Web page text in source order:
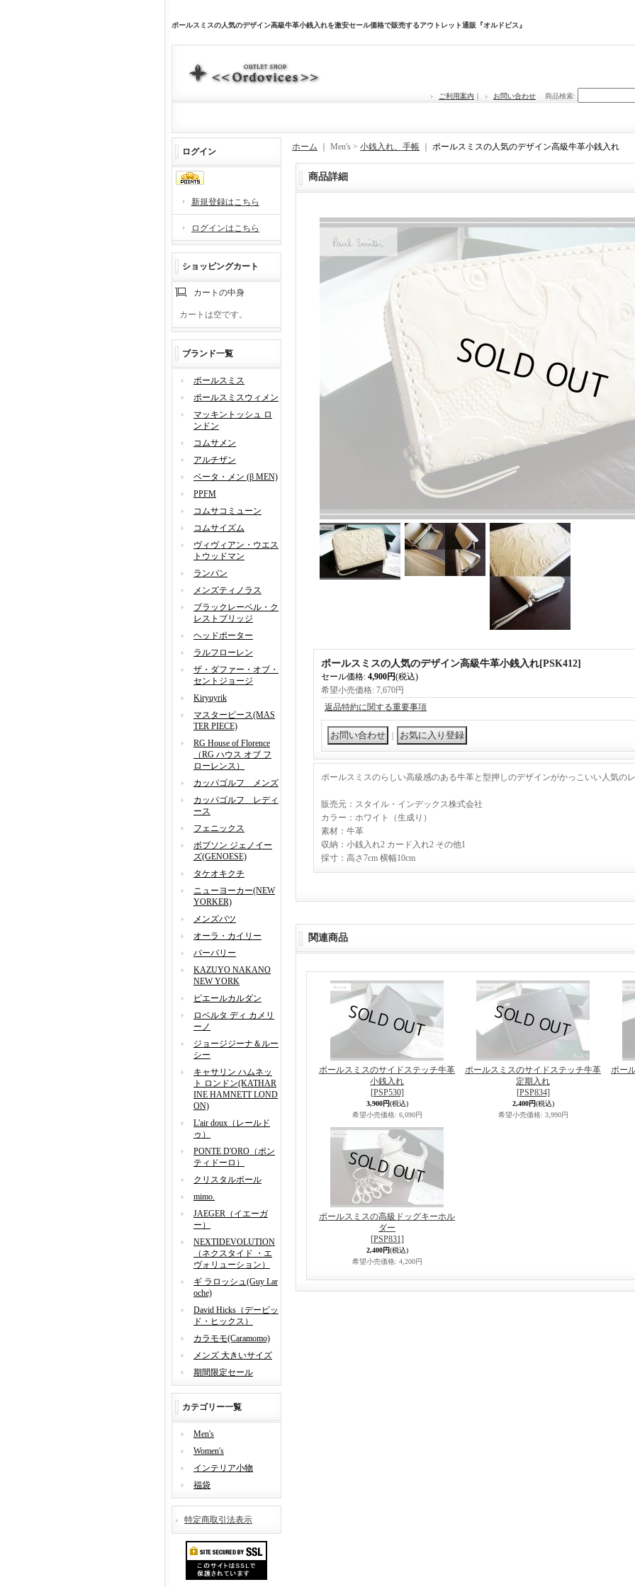
ポールスミスの人気のデザイン高級牛革小銭入れを激安セール価格で販売するアウトレット通販『オルドビス』
ご利用案内 ｜ お問い合わせ 商品検索:
ログイン
新規登録はこちら
ログインはこちら
ショッピングカート
カートの中身
カートは空です。
ブランド一覧
ポールスミス
ポールスミスウィメン
マッキントッシュ ロ
ンドン
コムサメン
アルチザン
ベータ・メン (β MEN)
PPFM
コムサコミューン
コムサイズム
ヴィヴィアン・ウエス
トウッドマン
ランバン
メンズティノラス
ブラックレーベル・ク
レストブリッジ
ヘッドポーター
ラルフローレン
ザ・ダファー・オブ・
セントジョージ
Kiryuyrik
マスターピース(MAS
TER PIECE)
RG House of Florence
（RG ハウス オブ フ
ローレンス）
カッパゴルフ メンズ
カッパゴルフ レディ
ース
フェニックス
ボブソン ジェノイー
ズ(GENOESE)
タケオキクチ
ニューヨーカー(NEW
YORKER)
メンズバツ
オーラ・カイリー
バーバリー
KAZUYO NAKANO
NEW YORK
ピエールカルダン
ロベルタ ディ カメリ
ーノ
ジョージジーナ＆ルー
シー
キャサリン ハムネッ
ト ロンドン(KATHAR
INE HAMNETT LOND
ON)
L'air doux（レールド
ゥ）
PONTE D'ORO（ポン
ティドーロ）
クリスタルボール
mimo.
JAEGER（イエーガ
ー）
NEXTIDEVOLUTION
（ネクスタイド ・エ
ヴォリューション）
ギ ラロッシュ(Guy Lar
oche)
David Hicks（デービッ
ド・ヒックス）
カラモモ(Caramomo)
メンズ 大きいサイズ
期間限定セール
カテゴリー一覧
Men's
Women's
インテリア小物
福袋
特定商取引法表示
ホーム ｜ Men's > 小銭入れ、手帳 ポールスミスの人気のデザイン高級牛革小銭入れ
商品詳細
ポールスミスの人気のデザイン高級牛革小銭入れ[PSK412]
セール価格: 4,900円(税込)
希望小売価格: 7,670円
返品特約に関する重要事項
ポールスミスのらしい高級感のある牛革と型押しのデザインがかっこいい人気のレ
販売元：スタイル・インデックス株式会社
カラー：ホワイト（生成り）
素材：牛革
収納：小銭入れ2 カード入れ2 その他1
採寸：高さ7cm 横幅10cm
関連商品
ポールスミスのサイドステッチ牛革
小銭入れ
[PSP530]
3,900円(税込)
希望小売価格: 6,090円
ポールスミスのサイドステッチ牛革
定期入れ
[PSP834]
2,400円(税込)
希望小売価格: 3,990円
ポー
ポールスミスの高級ドッグキーホル
ダー
[PSP831]
2,400円(税込)
希望小売価格: 4,200円